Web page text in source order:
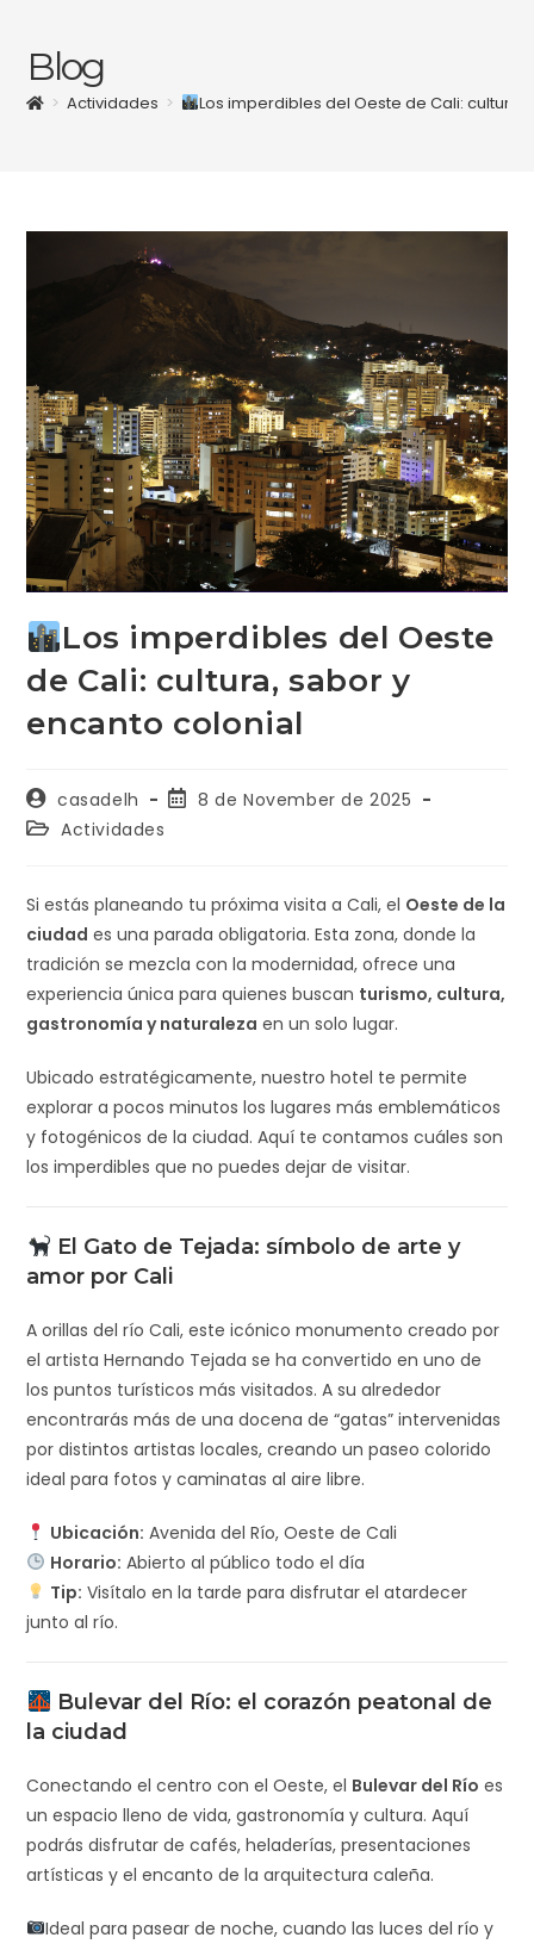
Blog
> Actividades > Los imperdibles del Oeste de Cali:
Los imperdibles del Oeste
de Cali: cultura, sabor y
encanto colonial
casadelh
8 de November de 2025
Actividades
Si estás planeando tu próxima visita a Cali, el Oeste de la
ciudad es una parada obligatoria. Esta zona, donde la
tradición se mezcla con la modernidad, ofrece una
experiencia única para quienes buscan turismo, cultura,
gastronomía y naturaleza en un solo lugar.
Ubicado estratégicamente, nuestro hotel te permite
explorar a pocos minutos los lugares más emblemáticos
y fotogénicos de la ciudad. Aquí te contamos cuáles son
los imperdibles que no puedes dejar de visitar.
El Gato de Tejada: símbolo de arte y
amor por Cali
A orillas del río Cali, este icónico monumento creado por
el artista Hernando Tejada se ha convertido en uno de
los puntos turísticos más visitados. A su alrededor
encontrarás más de una docena de “gatas” intervenidas
por distintos artistas locales, creando un paseo colorido
ideal para fotos y caminatas al aire libre.
Ubicación: Avenida del Río, Oeste de Cali
Horario: Abierto al público todo el día
Tip: Visítalo en la tarde para disfrutar el atardecer
junto al río.
Bulevar del Río: el corazón peatonal de
la ciudad
Conectando el centro con el Oeste, el Bulevar del Río es
un espacio lleno de vida, gastronomía y cultura. Aquí
podrás disfrutar de cafés, heladerías, presentaciones
artísticas y el encanto de la arquitectura caleña.
Ideal para pasear de noche, cuando las luces del río y